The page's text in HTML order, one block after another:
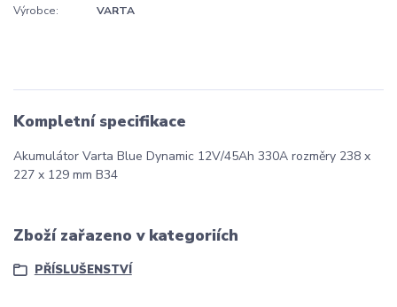
Výrobce:
VARTA
Kompletní specifikace
Akumulátor Varta Blue Dynamic 12V/45Ah 330A rozměry 238 x
227 x 129 mm B34
Zboží zařazeno v kategoriích
PŘÍSLUŠENSTVÍ